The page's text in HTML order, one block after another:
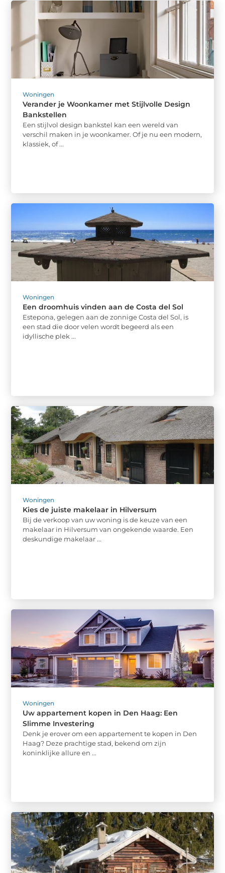
Woningen
Verander je Woonkamer met Stijlvolle Design
Bankstellen
Een stijlvol design bankstel kan een wereld van
verschil maken in je woonkamer. Of je nu een modern,
klassiek, of ...
Woningen
Een droomhuis vinden aan de Costa del Sol
Estepona, gelegen aan de zonnige Costa del Sol, is
een stad die door velen wordt begeerd als een
idyllische plek ...
Woningen
Kies de juiste makelaar in Hilversum
Bij de verkoop van uw woning is de keuze van een
makelaar in Hilversum van ongekende waarde. Een
deskundige makelaar ...
Woningen
Uw appartement kopen in Den Haag: Een
Slimme Investering
Denk je erover om een appartement te kopen in Den
Haag? Deze prachtige stad, bekend om zijn
koninklijke allure en ...